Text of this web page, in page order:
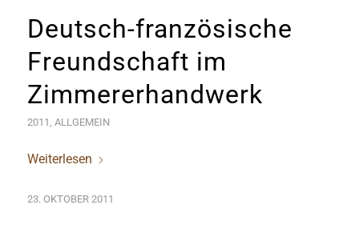
Deutsch-französische
Freundschaft im
Zimmererhandwerk
2011 , ALLGEMEIN
Weiterlesen
23. OKTOBER 2011